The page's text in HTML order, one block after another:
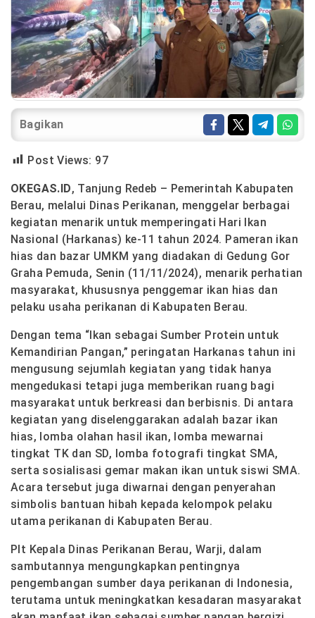
Bagikan
Post Views: 97
OKEGAS.ID, Tanjung Redeb – Pemerintah Kabupaten
Berau, melalui Dinas Perikanan, menggelar berbagai
kegiatan menarik untuk memperingati Hari Ikan
Nasional (Harkanas) ke-11 tahun 2024. Pameran ikan
hias dan bazar UMKM yang diadakan di Gedung Gor
Graha Pemuda, Senin (11/11/2024), menarik perhatian
masyarakat, khususnya penggemar ikan hias dan
pelaku usaha perikanan di Kabupaten Berau.
Dengan tema “Ikan sebagai Sumber Protein untuk
Kemandirian Pangan,” peringatan Harkanas tahun ini
mengusung sejumlah kegiatan yang tidak hanya
mengedukasi tetapi juga memberikan ruang bagi
masyarakat untuk berkreasi dan berbisnis. Di antara
kegiatan yang diselenggarakan adalah bazar ikan
hias, lomba olahan hasil ikan, lomba mewarnai
tingkat TK dan SD, lomba fotografi tingkat SMA,
serta sosialisasi gemar makan ikan untuk siswi SMA.
Acara tersebut juga diwarnai dengan penyerahan
simbolis bantuan hibah kepada kelompok pelaku
utama perikanan di Kabupaten Berau.
Plt Kepala Dinas Perikanan Berau, Warji, dalam
sambutannya mengungkapkan pentingnya
pengembangan sumber daya perikanan di Indonesia,
terutama untuk meningkatkan kesadaran masyarakat